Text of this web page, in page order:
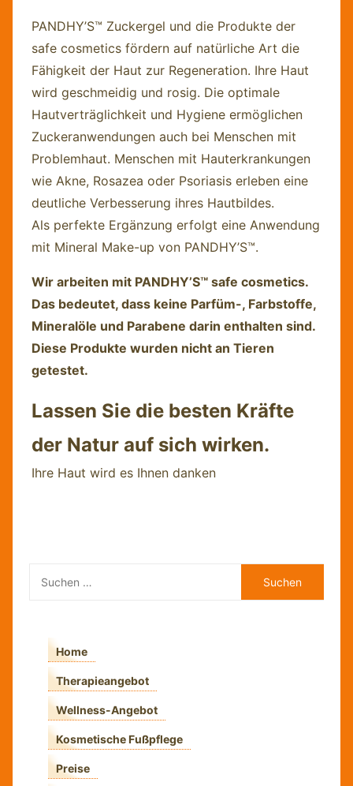
PANDHY’S™ Zuckergel und die Produkte der
safe cosmetics fördern auf natürliche Art die
Fähigkeit der Haut zur Regeneration. Ihre Haut
wird geschmeidig und rosig. Die optimale
Hautverträglichkeit und Hygiene ermöglichen
Zuckeranwendungen auch bei Menschen mit
Problemhaut. Menschen mit Hauterkrankungen
wie Akne, Rosazea oder Psoriasis erleben eine
deutliche Verbesserung ihres Hautbildes.
Als perfekte Ergänzung erfolgt eine Anwendung
mit Mineral Make-up von PANDHY’S™.
Wir arbeiten mit PANDHY’S™ safe cosmetics.
Das bedeutet, dass keine Parfüm-, Farbstoffe,
Mineralöle und Parabene darin enthalten sind.
Diese Produkte wurden nicht an Tieren
getestet.
Lassen Sie die besten Kräfte
der Natur auf sich wirken.
Ihre Haut wird es Ihnen danken
nach:
Home
Therapieangebot
Wellness-Angebot
Kosmetische Fußpflege
Preise